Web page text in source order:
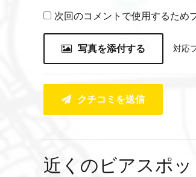
次回のコメントで使用するため
写真を添付する 対応
クチコミを送信
近くのビアスポッ